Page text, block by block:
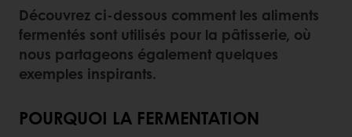
Découvrez ci-dessous comment les aliments
fermentés sont utilisés pour la pâtisserie, où
nous partageons également quelques
exemples inspirants.
POURQUOI LA FERMENTATION